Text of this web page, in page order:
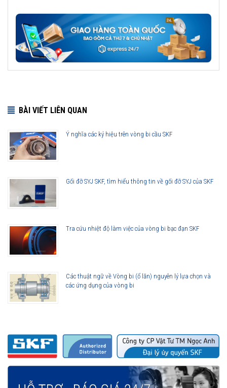
BÀI VIẾT LIÊN QUAN
Ý nghĩa các ký hiệu trên vòng bi cầu SKF
Gối đỡ SYJ SKF, tìm hiểu thông tin về gối đỡ SYJ của SKF
Tra cứu nhiệt độ làm việc của vòng bi bạc đạn SKF
Các thuật ngữ về Vòng bi (ổ lăn) nguyên lý lựa chọn và
các ứng dụng của vòng bi